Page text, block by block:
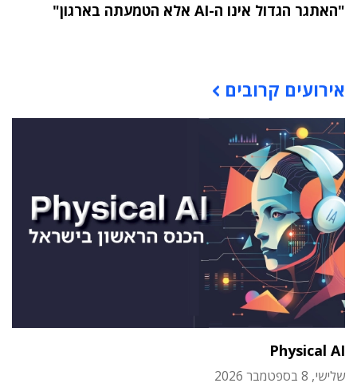
"האתגר הגדול אינו ה-AI אלא הטמעתה בארגון"
אירועים קרובים
Physical AI
שלישי, 8 בספטמבר 2026